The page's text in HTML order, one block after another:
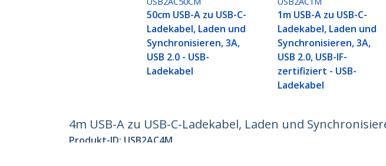
50cm USB-A zu USB-C-
Ladekabel, Laden und
Synchronisieren, 3A,
USB 2.0 - USB-
Ladekabel
1m USB-A zu USB-C-
Ladekabel, Laden und
Synchronisieren, 3A,
USB 2.0, USB-IF-
zertifiziert - USB-
Ladekabel
4m USB-A zu USB-C-Ladekabel, Laden und
Produkt-ID: USB2AC4M